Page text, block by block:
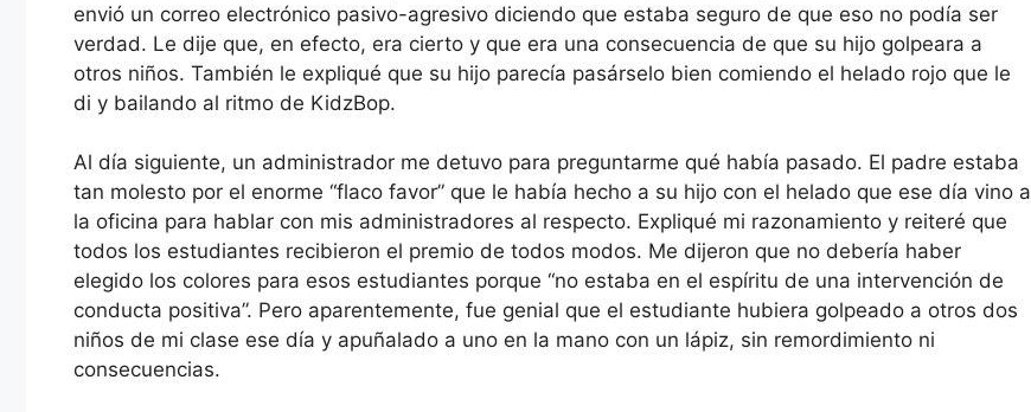
envió un correo electrónico pasivo-agresivo diciendo que estaba seguro de que eso no podía ser
verdad. Le dije que, en efecto, era cierto y que era una consecuencia de que su hijo golpeara a
otros niños. También le expliqué que su hijo parecía pasárselo bien comiendo el helado rojo que le
di y bailando al ritmo de KidzBop.
Al día siguiente, un administrador me detuvo para preguntarme qué había pasado. El padre estaba
tan molesto por el enorme “flaco favor” que le había hecho a su hijo con el helado que ese día vino a
la oficina para hablar con mis administradores al respecto. Expliqué mi razonamiento y reiteré que
todos los estudiantes recibieron el premio de todos modos. Me dijeron que no debería haber
elegido los colores para esos estudiantes porque “no estaba en el espíritu de una intervención de
conducta positiva”. Pero aparentemente, fue genial que el estudiante hubiera golpeado a otros dos
niños de mi clase ese día y apuñalado a uno en la mano con un lápiz, sin remordimiento ni
consecuencias.